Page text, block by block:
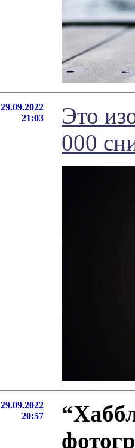
29.09.2022
21:03
Это
000
29.09.2022
20:57